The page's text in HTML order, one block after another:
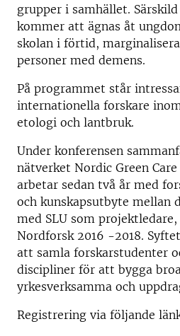
grupper i samhället.
kommer att ägnas åt
skolan i förtid,
personer med demens.
På programmet står
internationella forskare
etologi och lantbruk.
Under konferensen
nätverket Nordic Green
arbetar sedan två år med
och kunskapsutbyte mellan
med SLU som
Nordforsk 2016 -2018.
att samla forskarstudenter
discipliner för att bygga
yrkesverksamma och
Registrering via följande